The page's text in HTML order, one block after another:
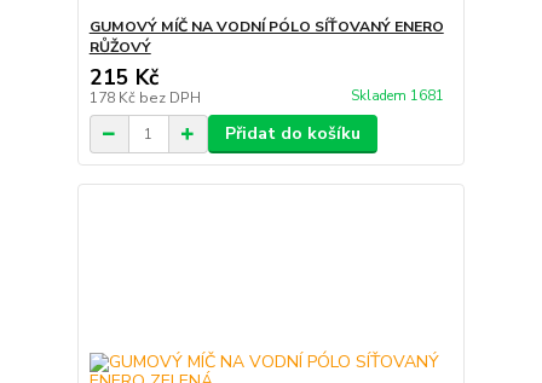
GUMOVÝ MÍČ NA VODNÍ PÓLO SÍŤOVANÝ ENERO
RŮŽOVÝ
215 Kč
178 Kč bez DPH Skladem 1681
Přidat do košíku